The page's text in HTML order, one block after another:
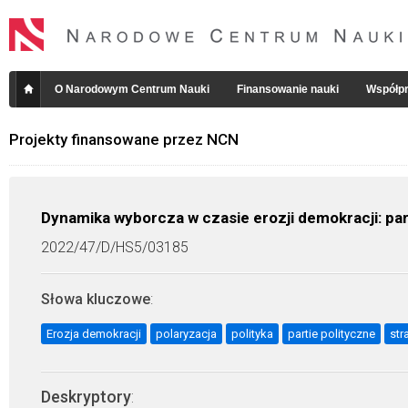
O Narodowym Centrum Nauki Finansowanie nauki
Projekty finansowane przez NCN
Dynamika wyborcza w czasie erozji demokracji:
2022/47/D/HS5/03185
Słowa kluczowe:
Erozja demokracji polaryzacja polityka partie polityczne
Deskryptory: